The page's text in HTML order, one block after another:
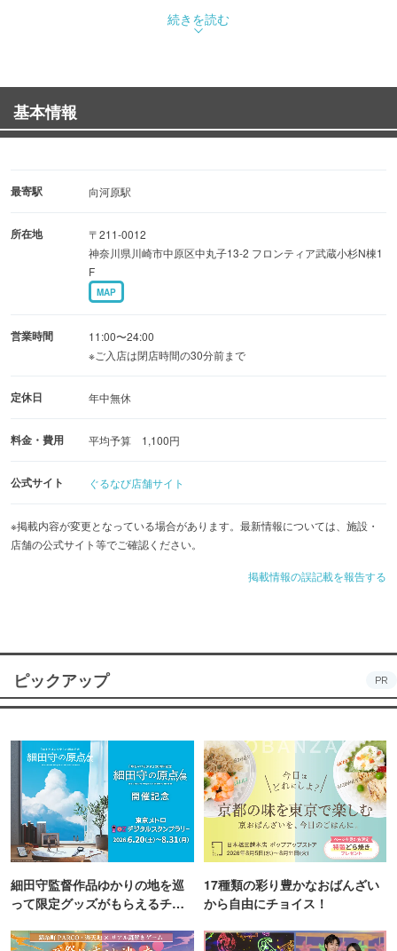
ムが楽しめる「ビッくらポン！」などの独自システムもあ
り、小さなお子様からご年配の方まで、安心そして快適に
続きを読む
基本情報
最寄駅 向河原駅
所在地
〒211-0012
神奈川県川崎市中原区中丸子13-2 フロンティア武蔵小杉N棟1
F
MAP
営業時間
11:00〜24:00
※ご入店は閉店時間の30分前まで
定休日 年中無休
料金・費用 平均予算 1,100円
公式サイト ぐるなび店舗サイト
※掲載内容が変更となっている場合があります。最新情報については、施設・
店舗の公式サイト等でご確認ください。
掲載情報の誤記載を報告する
ピックアップ PR
細田守監督作品ゆかりの地を巡
って限定グッズがもらえるチャ
17種類の彩り豊かなおばんざい
から自由にチョイス！